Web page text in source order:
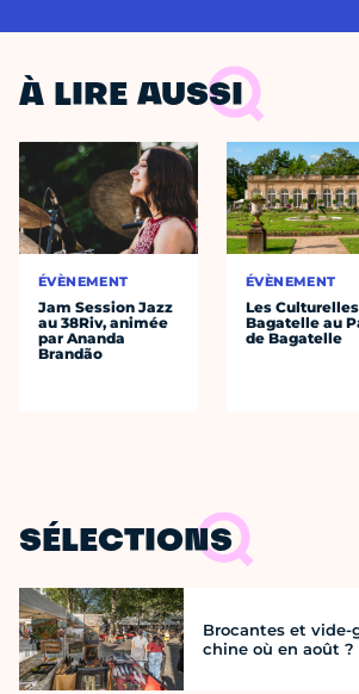
À LIRE AUSSI
ÉVÈNEMENT
Jam Session Jazz
au 38Riv, animée
par Ananda
Brandão
ÉVÈNEMENT
Les
Bagatelle au
de Bagatelle
SÉLECTIONS
Brocantes et vide-
chine où en août ?